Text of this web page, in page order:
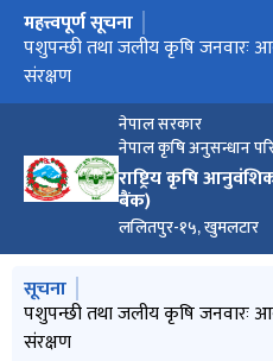
नेपाल सरकार
नेपाल कृषि अनुसन्धान
राष्ट्रिय कृषि
बैंक)
ललितपुर-१५, खुमलटार
मुख्य नेभिगेसनमा जानुहोस्
महत्त्वपूर्ण सूचना
नेपाल जिन बैंक
पशुपन्छी तथा जलीय कृषि जनवारः
संरक्षण
मुख्य नेभिगेसनमा जानुहोस्
सूचना
नेपाल जिन बैंक
पशुपन्छी तथा जलीय कृषि जनवारः
संरक्षण
कृषि जैविक विविधता कृषकको धन,
मन !
International Year of Millets
राष्ट्रिय कृषि जैविक विविधता बर्ष